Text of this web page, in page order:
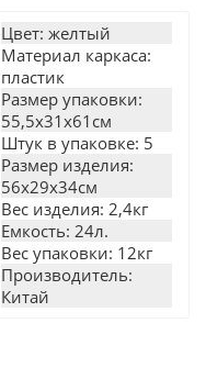
Цвет: желтый
Материал каркаса:
пластик
Размер упаковки:
55,5х31х61см
Штук в упаковке: 5
Размер изделия:
56х29х34см
Вес изделия: 2,4кг
Емкость: 24л.
Вес упаковки: 12кг
Производитель:
Китай